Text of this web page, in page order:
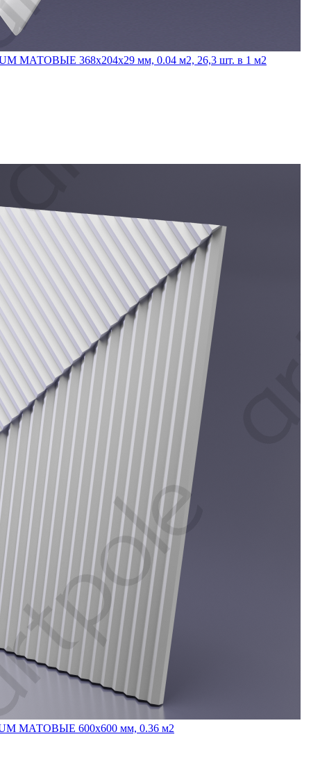
МАТОВЫЕ 368x204x29 мм, 0.04 м2, 26,3 шт. в 1 м2
МАТОВЫЕ 600x600 мм, 0.36 м2